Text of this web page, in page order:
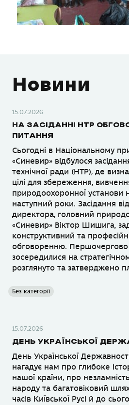
Новини
15.07.2026
НА ЗАСІДАННІ НТР
ПИТАННЯ
Сьогодні в Національному
«Синевир» відбулося
технічної ради (НТР), де
цілі для збереження,
природоохоронної установи
наступний роки. Засідання
директора, головний
«Синевир» Віктор Шишига,
конструктивний та
обговоренню. Першочергово
зосередилися на
розглянуто та затверджено
Без категорії
15.07.2026
ДЕНЬ УКРАЇНСЬКОЇ
День Української
нагадує нам про глибоке
нашої країни, про
народу та багатовіковий
часів Київської Русі й до